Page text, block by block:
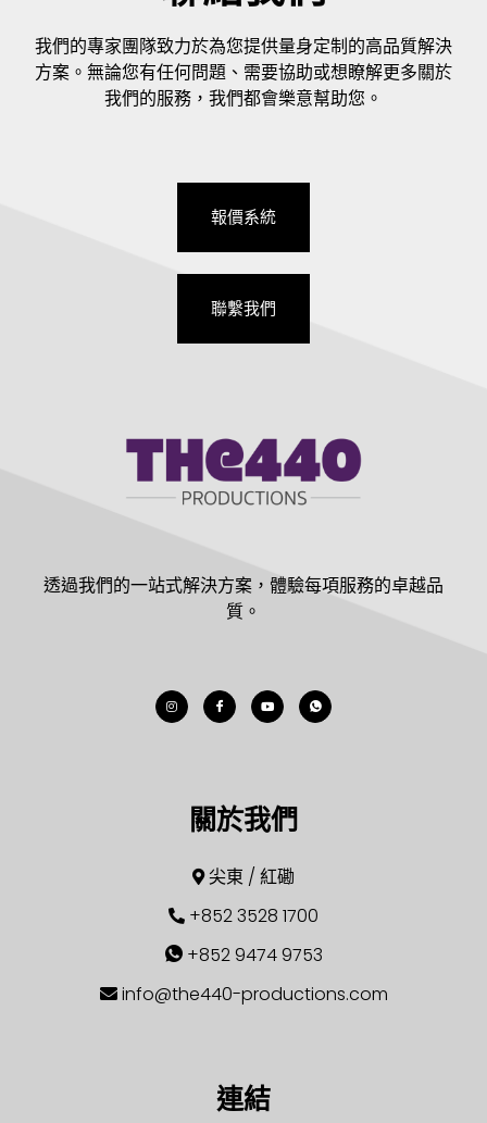
我們的專家團隊致力於為您提供量身定制的高品質解決
方案。無論您有任何問題、需要協助或想瞭解更多關於
我們的服務，我們都會樂意幫助您。
報價系統
聯繫我們
透過我們的一站式解決方案，體驗每項服務的卓越品
質。
關於我們
尖東 / 紅磡
+852 3528 1700
+852 9474 9753
info@the440-productions.com
連結